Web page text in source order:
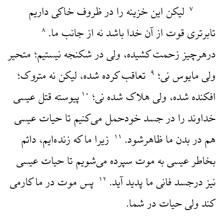
۷ لیکن این خزینه را در ظروف خاکی داریم
تابرتری قوت از آن خدا باشد نه از جانب ما. ۸
درهرچیز زحمت کشیده، ولی در شکنجه نیستیم؛ متحیر
ولی مایوس نی؛ ۹ تعاقب کرده شده، لیکن نه متروک؛
افکنده شده، ولی هلاک شده نی؛ ۱۰ پیوسته قتل عیسی
خداوند را در جسد خودحمل می‌کنیم تا حیات عیسی
هم در بدن ما ظاهرشود. ۱۱ زیرا ما که زنده‌ایم، دائم
بخاطر عیسی به موت سپرده می‌شویم تا حیات عیسی
نیز درجسد فانی ما پدید آید. ۱۲ پس موت در ما کارمی
کند ولی حیات در شما.